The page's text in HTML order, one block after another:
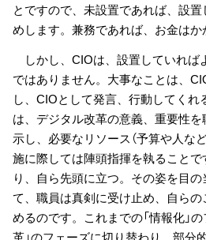
とですので、未設置であれば、設
めします。兼務であれば、お金はか
しかし、CIOは、設置していれば
ではありません。大事なことは、
し、CIOとして発言、行動してく
は、デジタル改革の意義、重要性
示し、必要なリソース（予算や人な
施に際しては陣頭指揮を執ること
り、自ら先頭に立つ。その姿を目
て、職員は真剣に受け止め、自ら
めるのです。これまでの「情報化」